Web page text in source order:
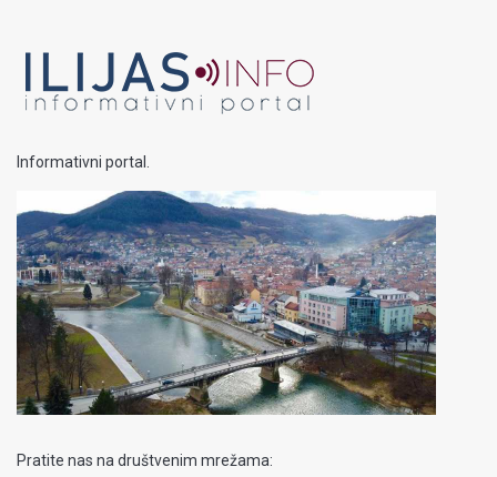
Informativni portal.
Pratite nas na društvenim mrežama: